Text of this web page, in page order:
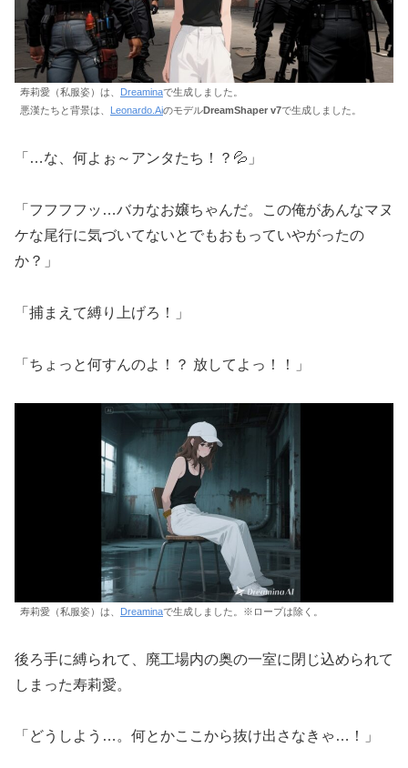
寿莉愛（私服姿）は、 Dreaminaで生成しました。
悪漢たちと背景は、
Leonardo.AiのモデルDreamShaper v7で生成しました。
「…な、何よぉ～アンタたち！？💦」
「フフフフッ…バカなお嬢ちゃんだ。この俺があんなマヌ
ケな尾行に気づいてないとでもおもっていやがったの
か？」
「捕まえて縛り上げろ！」
「ちょっと何すんのよ！？ 放してよっ！！」
寿莉愛（私服姿）は、 Dreaminaで生成しました。※ロープは除く。
後ろ手に縛られて、廃工場内の奥の一室に閉じ込められて
しまった寿莉愛。
「どうしよう…。何とかここから抜け出さなきゃ…！」